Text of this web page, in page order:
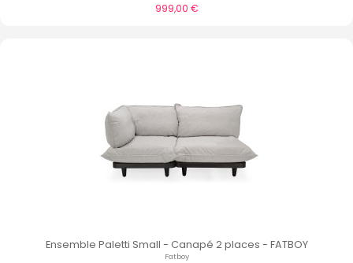
999,00 €
Ensemble Paletti Small - Canapé 2 places - FATBOY
Fatboy